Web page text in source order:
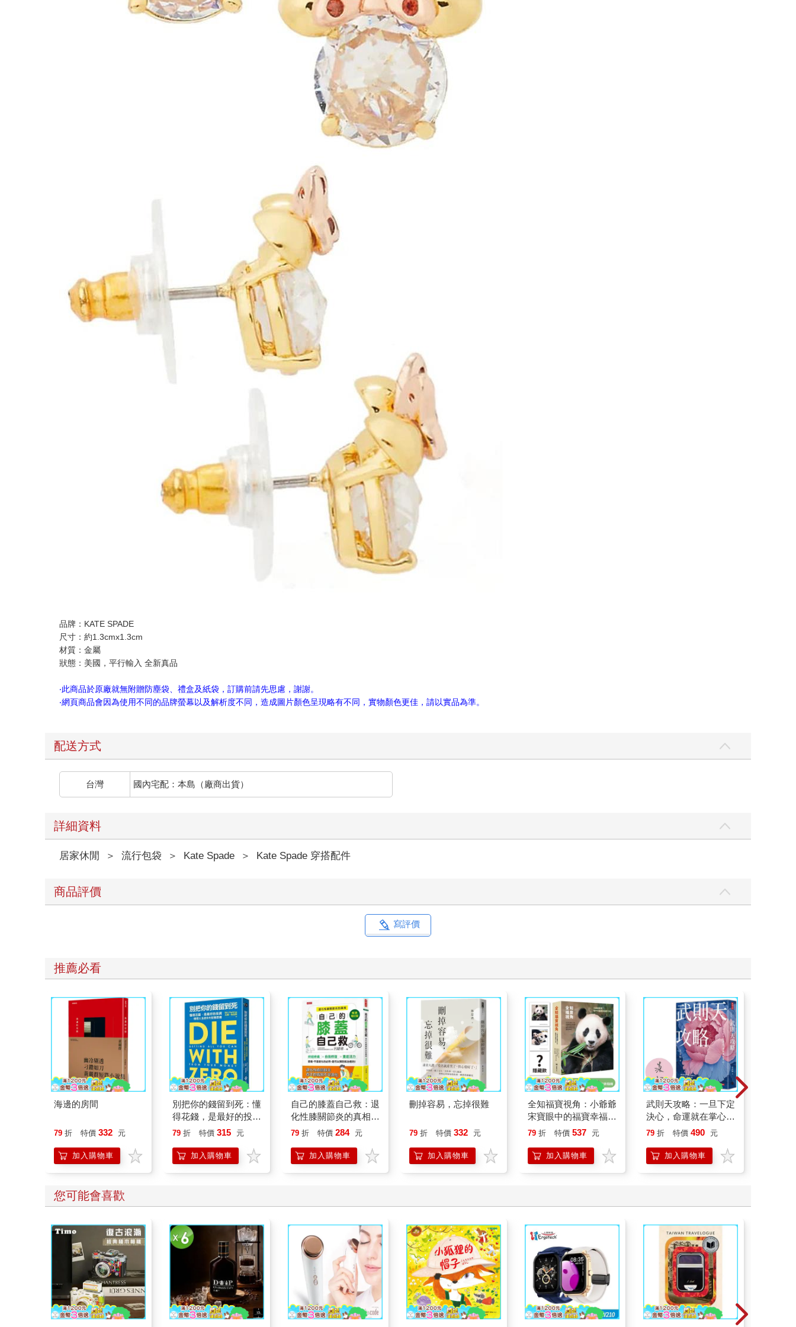
品牌：KATE SPADE
尺寸：約1.3cmx1.3cm
材質：金屬
狀態：美國，平行輸入 全新真品
‧此商品於原廠就無附贈防塵袋、禮盒及紙袋，訂購前請先思慮，謝謝。
‧網頁商品會因為使用不同的品牌螢幕以及解析度不同，造成圖片顏色呈現略有不同，實物顏色更佳，請以實品為準。
配送方式
台灣 國內宅配：本島（廠商出貨）
詳細資料
居家休閒 ＞ 流行包袋 ＞ Kate Spade ＞ Kate Spade 穿搭配件
商品評價
寫評價
推薦必看
海邊的房間
79 折 特價 332 元
加入購物車
別把你的錢留到死：懂
得花錢，是最好的投資
—理想人生的9大財務
79 折 特價 315 元
加入購物車
自己的膝蓋自己救：退
化性膝關節炎的真相
【暢銷增訂版】
79 折 特價 284 元
加入購物車
刪掉容易，忘掉很難
79 折 特價 332 元
加入購物車
全知福寶視角：小爺爺
宋寶眼中的福寶幸福肥
日常（首刷限量贈：拍
79 折 特價 537 元
加入購物車
武則天攻略：一旦下定
決心，命運就在掌心！
【作者親簽版】
79 折 特價 490 元
加入購物車
您可能會喜歡